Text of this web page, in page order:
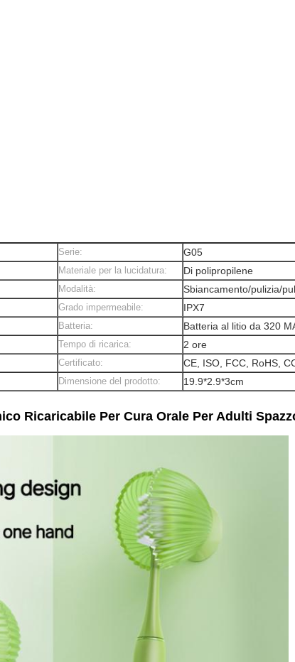
Serie: G05
Materiale per la lucidatura: Di polipropilene
Modalità: Sbiancamento/pulizia/
Grado impermeabile: IPX7
Batteria: Batteria al litio da 320
Tempo di ricarica: 2 ore
Certificato: CE, ISO, FCC, RoHS,
Dimensione del prodotto: 19.9*2.9*3cm
Ricaricabile Per Cura Orale Per Adulti